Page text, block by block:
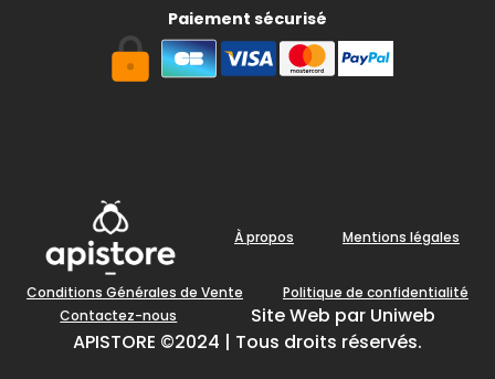
Paiement sécurisé
À propos Mentions légales
Conditions Générales de Vente
Politique de confidentialité
Contactez-nous
Site Web par Uniweb
APISTORE ©2024 | Tous droits réservés.